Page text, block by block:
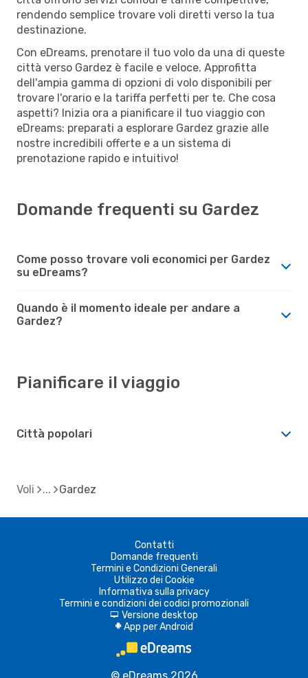
rendendo semplice trovare voli diretti verso la tua
destinazione.
Con eDreams, prenotare il tuo volo da una di queste
città verso Gardez è facile e veloce. Approfitta
dell'ampia gamma di opzioni di volo disponibili per
trovare l'orario e la tariffa perfetti per te. Che cosa
aspetti? Inizia ora a pianificare il tuo viaggio con
eDreams: preparati a esplorare Gardez grazie alle
nostre incredibili offerte e a un sistema di
prenotazione rapido e intuitivo!
Domande frequenti su Gardez
Come posso trovare voli economici per Gardez
su eDreams?
Quando è il momento ideale per andare a
Gardez?
Pianificare il viaggio
Città popolari
Voli Gardez
Contatti
Domande frequenti
Termini e Condizioni Generali
Utilizzo dei Cookie
Informativa sulla privacy
Termini e condizioni dei codici promozionali
d Versione desktop
A App per Android